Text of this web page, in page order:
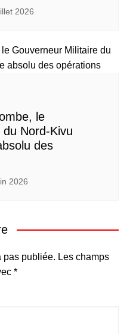
2026
le
Nord-Kivu
des
2026
pas publiée. Les champs
*